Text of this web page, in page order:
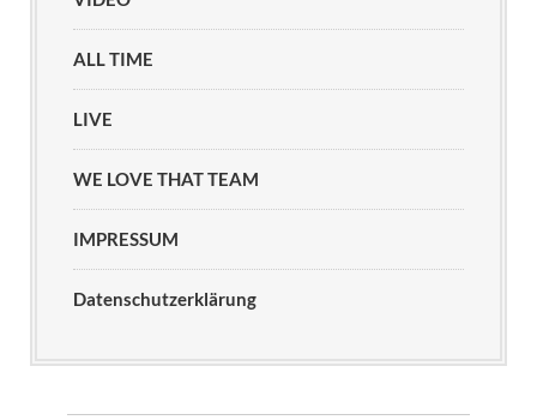
ALL TIME
LIVE
WE LOVE THAT TEAM
IMPRESSUM
Datenschutzerklärung